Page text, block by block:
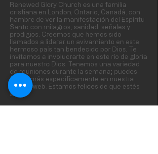
Renewed Glory Church es una familia
cristiana en London, Ontario, Canadá, con
hambre de ver la manifestación del Espíritu
Santo con milagros, sanidad, señales y
prodigios. Creemos que hemos sido
llamados a liderar un avivamiento en este
hermoso país tan bendecido por Dios. Te
invitamos a involucrarte en este río de gloria
para nuestro Dios. Tenemos una variedad
de reuniones durante la semana; puedes
verlas más específicamente en nuestra
página web. Estamos felices de que estés
aquí.